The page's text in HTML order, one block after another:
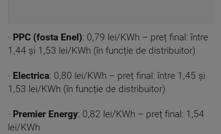
· PPC (fosta Enel): 0,79 lei/KWh – preț final: între
1,44 și 1,53 lei/KWh (în funcție de distribuitor)
· Electrica: 0,80 lei/KWh – preț final: între 1,45 și
1,53 lei/KWh (în funcție de distribuitor)
· Premier Energy: 0,82 lei/KWh – preț final: 1,54
lei/KWh